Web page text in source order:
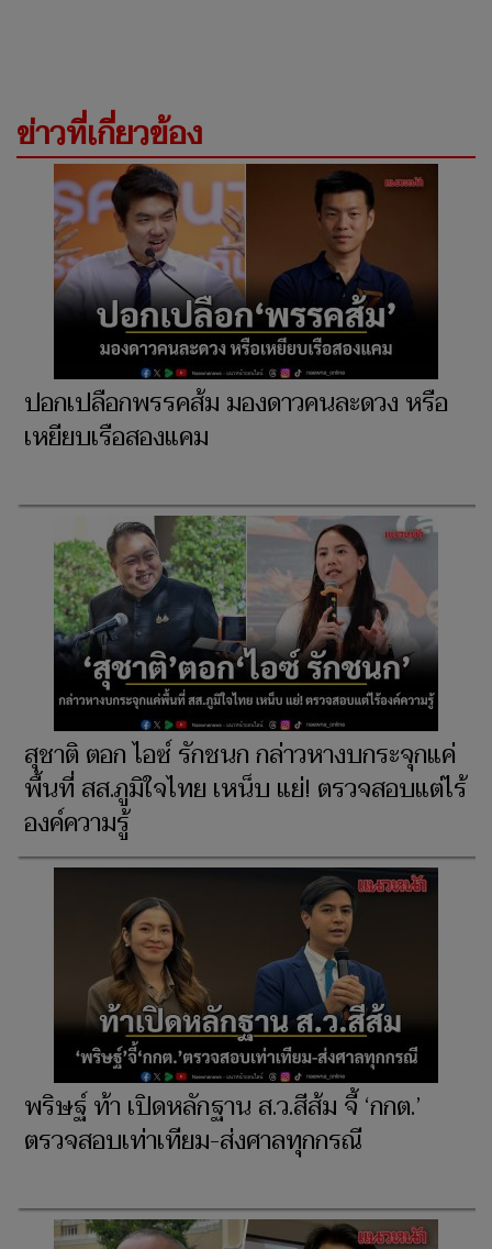
ข่าวที่เกี่ยวข้อง
ปอกเปลือกพรรคส้ม มองดาวคนละดวง หรือ
เหยียบเรือสองแคม
สุชาติ ตอก ไอซ์ รักชนก กล่าวหางบกระจุกแค่
พื้นที่ สส.ภูมิใจไทย เหน็บ แย่! ตรวจสอบแต่ไร้
องค์ความรู้
พริษฐ์ ท้า เปิดหลักฐาน ส.ว.สีส้ม จี้ ‘กกต.’
ตรวจสอบเท่าเทียม-ส่งศาลทุกกรณี